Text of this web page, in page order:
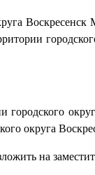
округа
на